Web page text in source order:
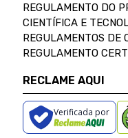
REGULAMENTO DO
CIENTÍFICA E
REGULAMENTOS DE
REGULAMENTO
RECLAME AQUI
Verificada por